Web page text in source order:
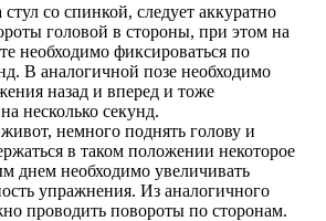
со спинкой, следует аккуратно
головой в стороны, при этом на
необходимо фиксироваться по
В аналогичной позе необходимо
назад и вперед и тоже
несколько секунд.
немного поднять голову и
в таком положении некоторое
днем необходимо увеличивать
упражнения. Из аналогичного
проводить повороты по сторонам.